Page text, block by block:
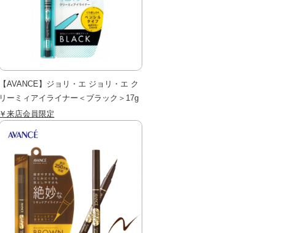
【AVANCE】ジョリ・エ ジョリ・エ ク
リーミィアイライナー＜ブラック＞17g
￥来店会員限定